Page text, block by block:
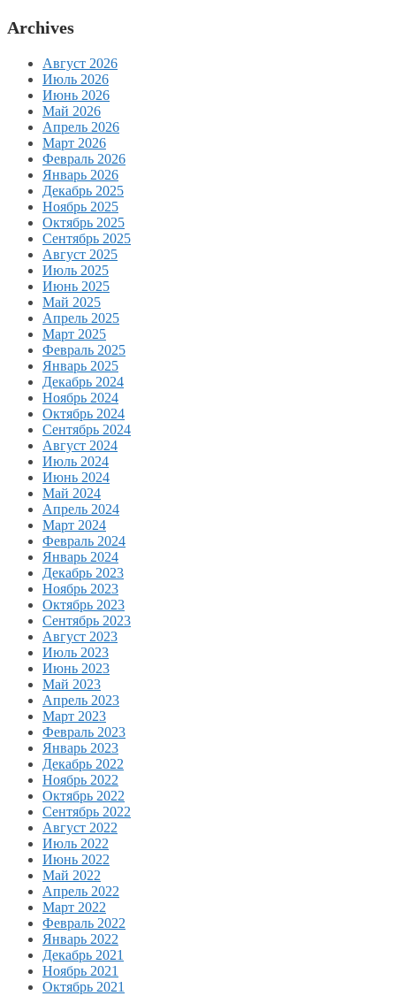
Archives
Август 2026
Июль 2026
Июнь 2026
Май 2026
Апрель 2026
Март 2026
Февраль 2026
Январь 2026
Декабрь 2025
Ноябрь 2025
Октябрь 2025
Сентябрь 2025
Август 2025
Июль 2025
Июнь 2025
Май 2025
Апрель 2025
Март 2025
Февраль 2025
Январь 2025
Декабрь 2024
Ноябрь 2024
Октябрь 2024
Сентябрь 2024
Август 2024
Июль 2024
Июнь 2024
Май 2024
Апрель 2024
Март 2024
Февраль 2024
Январь 2024
Декабрь 2023
Ноябрь 2023
Октябрь 2023
Сентябрь 2023
Август 2023
Июль 2023
Июнь 2023
Май 2023
Апрель 2023
Март 2023
Февраль 2023
Январь 2023
Декабрь 2022
Ноябрь 2022
Октябрь 2022
Сентябрь 2022
Август 2022
Июль 2022
Июнь 2022
Май 2022
Апрель 2022
Март 2022
Февраль 2022
Январь 2022
Декабрь 2021
Ноябрь 2021
Октябрь 2021